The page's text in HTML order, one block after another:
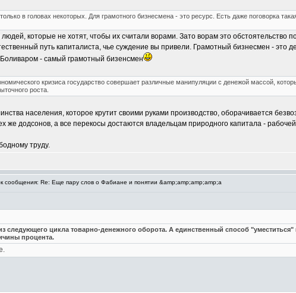
в головах некоторых. Для грамотного бизнесмена - это ресурс. Есть даже поговорка
которые не хотят, чтобы их считали ворами. Зато ворам это обстоятельство
путь капиталиста, чье суждение вы привели. Грамотный бизнесмен - это
- самый грамотный бизенсмен
кризиса государство совершает различные манипуляции с денежой массой,
роста.
населения, которое крутит своими руками производство, оборачивается
же додсонов, а все перекосы достаются владельцам природного капитала -
труду.
сообщения: Re: Еще пару слов о Фабиане и понятии &amp;amp;amp;amp;a
следующего цикла товарно-денежного оборота. А единственный способ
процента.